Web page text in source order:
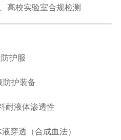
高校实验室合规检测
护服
护装备
耐液体渗透性
穿透（合成血法）